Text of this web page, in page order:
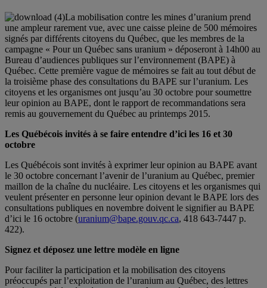
La mobilisation contre les mines d’uranium prend
une ampleur rarement vue, avec une caisse pleine de 500 mémoires
signés par différents citoyens du Québec, que les membres de la
campagne « Pour un Québec sans uranium » déposeront à 14h00 au
Bureau d’audiences publiques sur l’environnement (BAPE) à
Québec. Cette première vague de mémoires se fait au tout début de
la troisième phase des consultations du BAPE sur l’uranium. Les
citoyens et les organismes ont jusqu’au 30 octobre pour soumettre
leur opinion au BAPE, dont le rapport de recommandations sera
remis au gouvernement du Québec au printemps 2015.
Les Québécois invités à se faire entendre d’ici les 16 et 30
octobre
Les Québécois sont invités à exprimer leur opinion au BAPE avant
le 30 octobre concernant l’avenir de l’uranium au Québec, premier
maillon de la chaîne du nucléaire. Les citoyens et les organismes qui
veulent présenter en personne leur opinion devant le BAPE lors des
consultations publiques en novembre doivent le signifier au BAPE
d’ici le 16 octobre (uranium@bape.gouv.qc.ca, 418 643-7447 p.
422).
Signez et déposez une lettre modèle en ligne
Pour faciliter la participation et la mobilisation des citoyens
préoccupés par l’exploitation de l’uranium au Québec, des lettres